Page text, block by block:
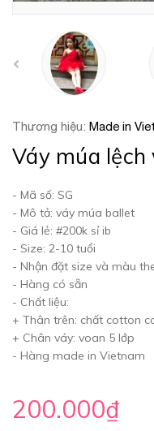
Thương hiệu: Made in
Váy múa
- Mã số: SG
- Mô tả: váy múa ballet
- Giá lẻ: #200k sỉ ib
- Size: 2-10 tuổi
- Nhận đặt size và màu
- Hàng có sẵn
- Chất liệu:
+ Thân trên: chất cotton
+ Chân váy: voan 5 lớp
- Hàng made in Vietnam
200.000₫